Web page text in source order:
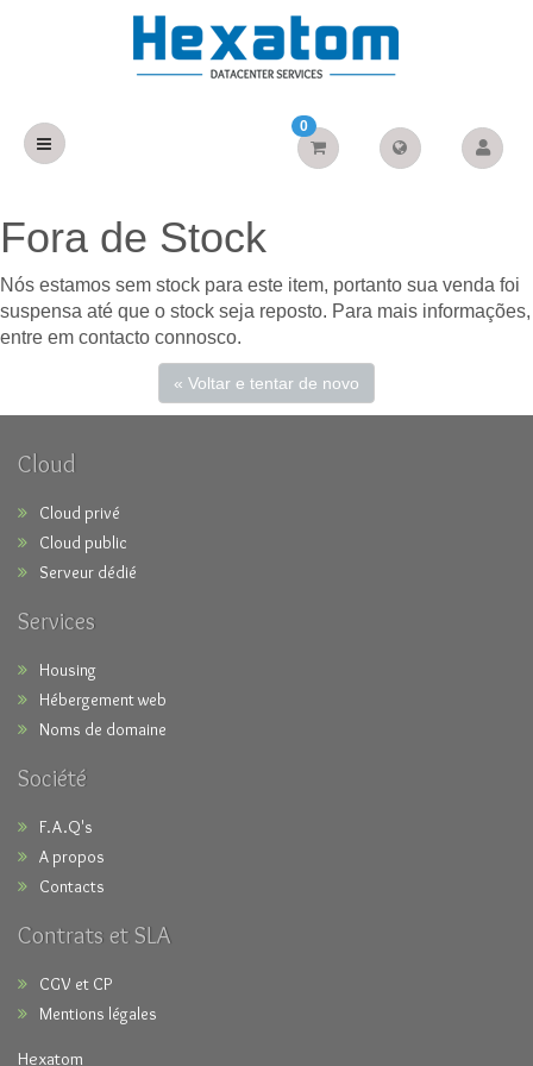
0
Fora de Stock
Nós estamos sem stock para este item, portanto sua venda foi
suspensa até que o stock seja reposto. Para mais informações,
entre em contacto connosco.
« Voltar e tentar de novo
Cloud
Cloud privé
Cloud public
Serveur dédié
Services
Housing
Hébergement web
Noms de domaine
Société
F.A.Q's
A propos
Contacts
Contrats et SLA
CGV et CP
Mentions légales
Hexatom